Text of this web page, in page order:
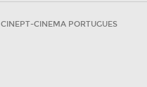
CINEPT-CINEMA PORTUGUES